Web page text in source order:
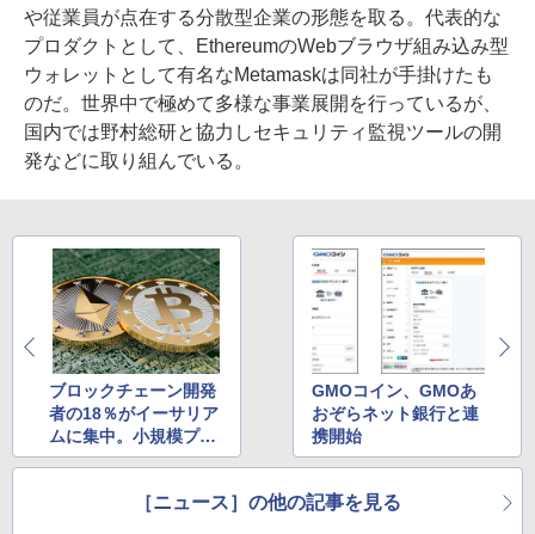
や従業員が点在する分散型企業の形態を取る。代表的な
プロダクトとして、EthereumのWebブラウザ組み込み型
ウォレットとして有名なMetamaskは同社が手掛けたも
のだ。世界中で極めて多様な事業展開を行っているが、
国内では野村総研と協力しセキュリティ監視ツールの開
発などに取り組んでいる。
ブロックチェーン開発
者の18％がイーサリア
ムに集中。小規模プロ
ジェクトの淘汰進む
GMOコイン、GMOあ
おぞらネット銀行と連
携開始
［ニュース］の他の記事を見る